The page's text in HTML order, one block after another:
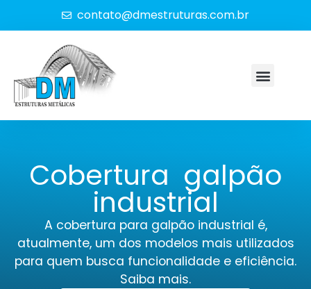
contato@dmestruturas.com.br
Cobertura galpão
industrial
A cobertura para galpão industrial é,
atualmente, um dos modelos mais utilizados
para quem busca funcionalidade e eficiência.
Saiba mais.